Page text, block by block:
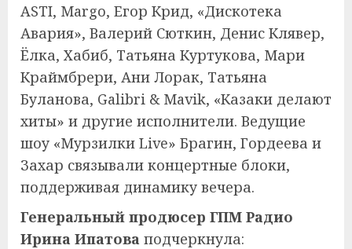
ASTI, Margo, Егор Крид, «Дискотека
Авария», Валерий Сюткин, Денис Клявер,
Ёлка, Хабиб, Татьяна Куртукова, Мари
Краймбрери, Ани Лорак, Татьяна
Буланова, Galibri & Mavik, «Казаки делают
хиты» и другие исполнители. Ведущие
шоу «Мурзилки Live» Брагин, Гордеева и
Захар связывали концертные блоки,
поддерживая динамику вечера.
Генеральный продюсер ГПМ Радио
Ирина Ипатова подчеркнула: